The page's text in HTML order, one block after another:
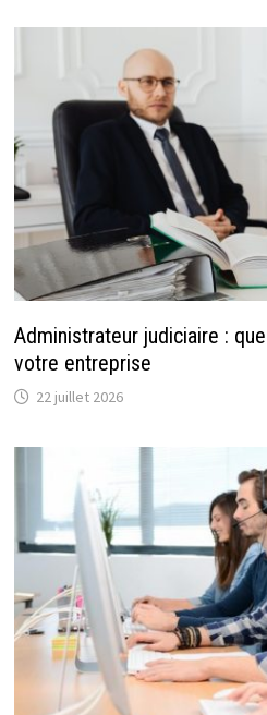
Administrateur judiciaire :
votre entreprise
22 juillet 2026